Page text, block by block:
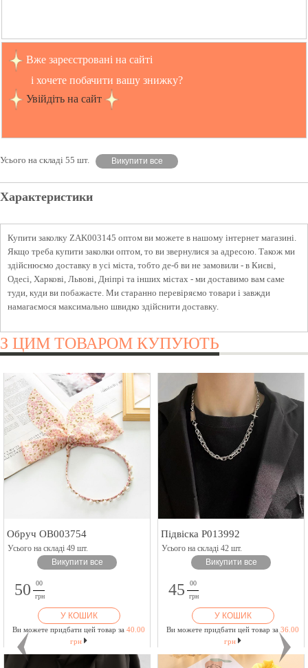
Вже зареєстровані на сайті
і хочете побачити вашу знижку?
Увійдіть на сайт
Усього на складі 55 шт. Викупити все
Характеристики
Купити заколку ZAK003145 оптом ви можете в нашому інтернет магазині.
Якщо треба купити заколки оптом, то ви звернулися за адресою. Також ми
здійснюємо доставку в усі міста, тобто де-б ви не замовили - в Києві,
Одесі, Харкові, Львові, Дніпрі та інших містах - ми доставимо вам саме
туди, куди ви побажаєте. Ми старанно перевіряємо товари і завжди
намагаємося максимально швидко здійснити доставку.
З ЦИМ ТОВАРОМ КУПУЮТЬ
Обруч OB003754
Усього на складі 49 шт.
Викупити все
50
00
грн
У КОШИК
Ви можете придбати цей товар за 40.00
грн
Підвіска P013992
Усього на складі 42 шт.
Викупити все
45
00
грн
У КОШИК
Ви можете придбати цей товар за 36.00
грн